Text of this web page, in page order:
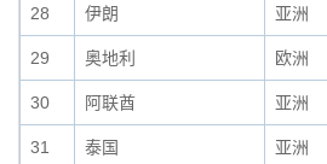
28 伊朗 亚洲
29 奥地利 欧洲
30 阿联酋 亚洲
31 泰国 亚洲